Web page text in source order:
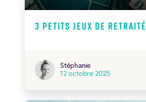
3 petits jeux de retraité
Stéphanie
12 octobre 2025